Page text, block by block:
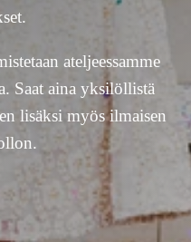
ateljeessamme
Saat aina yksilöllistä
lisäksi myös ilmaisen